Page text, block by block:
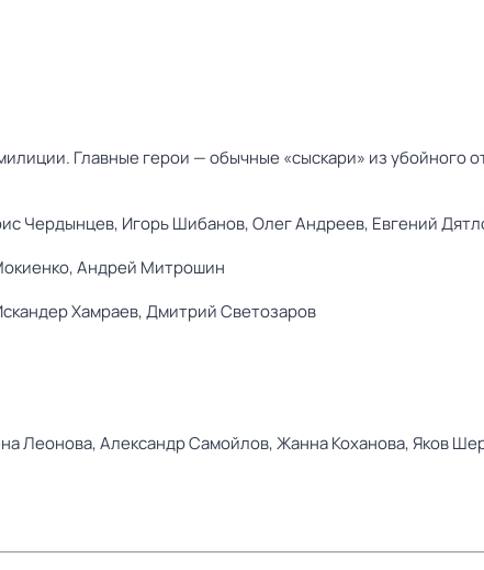
Главные герои — обычные «сыскари» из убойного
Чердынцев, Игорь Шибанов,Олег Андреев, Евгений
Андрей Митрошин
Хамраев,Дмитрий Светозаров
Леонова,Александр Самойлов,Жанна Коханова,Яков